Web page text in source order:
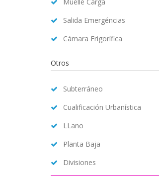
Salida Emergéncias
Cámara Frigorífica
Otros
Subterráneo
Cualificación Urbanística
LLano
Planta Baja
Divisiones